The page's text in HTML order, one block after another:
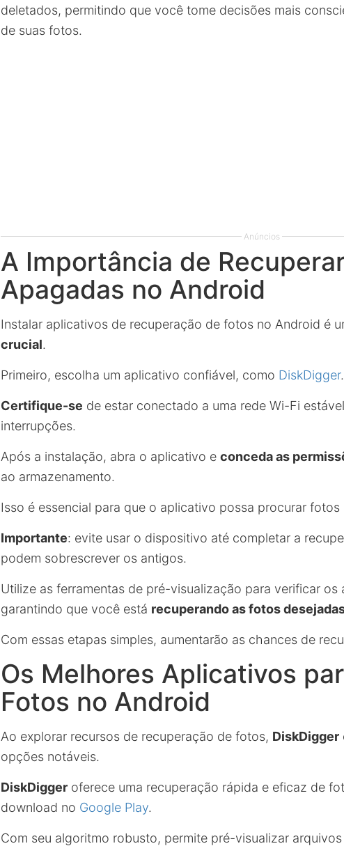
deletados, permitindo que você tome decisões mais
de suas fotos.
Anúncios
A Importância de
Apagadas no Android
Instalar aplicativos de recuperação de fotos no Android é
crucial.
Primeiro, escolha um aplicativo confiável, como DiskDigger.
Certifique-se de estar conectado a uma rede Wi-Fi
interrupções.
Após a instalação, abra o aplicativo e conceda as
ao armazenamento.
Isso é essencial para que o aplicativo possa procurar fotos
Importante: evite usar o dispositivo até completar a
podem sobrescrever os antigos.
Utilize as ferramentas de pré-visualização para verificar
garantindo que você está recuperando as fotos
Com essas etapas simples, aumentarão as chances de
Os Melhores Aplicativos
Fotos no Android
Ao explorar recursos de recuperação de fotos, DiskDigger
opções notáveis.
DiskDigger oferece uma recuperação rápida e eficaz de
download no Google Play.
Com seu algoritmo robusto, permite pré-visualizar